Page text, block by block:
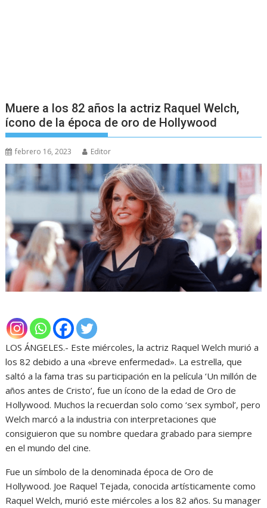
Muere a los 82 años la actriz Raquel Welch,
ícono de la época de oro de Hollywood
febrero 16, 2023 Editor
LOS ÁNGELES.- Este miércoles, la actriz Raquel Welch murió a
los 82 debido a una «breve enfermedad». La estrella, que
saltó a la fama tras su participación en la película ‘Un millón de
años antes de Cristo’, fue un ícono de la edad de Oro de
Hollywood. Muchos la recuerdan solo como ‘sex symbol’, pero
Welch marcó a la industria con interpretaciones que
consiguieron que su nombre quedara grabado para siempre
en el mundo del cine.
Fue un símbolo de la denominada época de Oro de
Hollywood. Joe Raquel Tejada, conocida artísticamente como
Raquel Welch, murió este miércoles a los 82 años. Su manager